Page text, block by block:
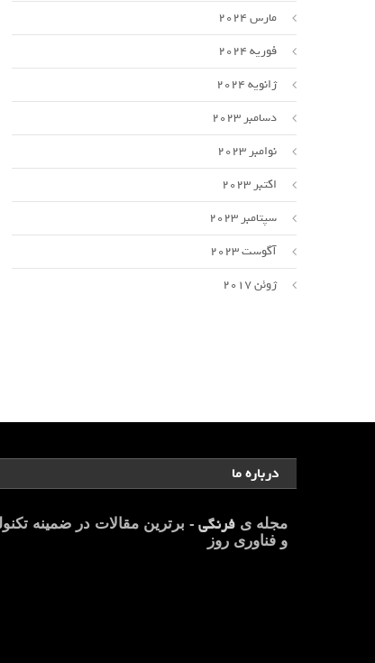
مارس 2024
فوریه 2024
ژانویه 2024
دسامبر 2023
نوامبر 2023
اکتبر 2023
سپتامبر 2023
آگوست 2023
ژوئن 2017
درباره ما
مجله یفرنگی - برترین مقالات در ضمینه
و فناوری روز